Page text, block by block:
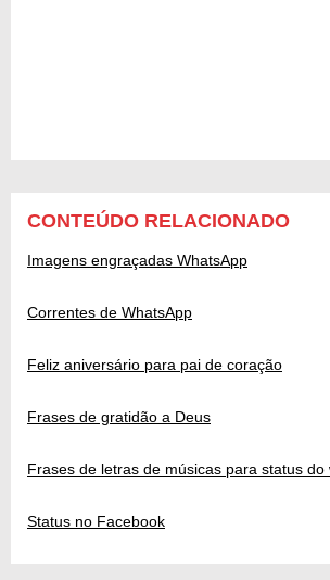
CONTEÚDO RELACIONADO
Imagens engraçadas WhatsApp
Correntes de WhatsApp
Feliz aniversário para pai de coração
Frases de gratidão a Deus
Frases de letras de músicas para status do
Status no Facebook